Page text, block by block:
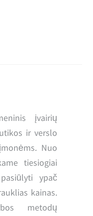
įvairių
ir verslo
Nuo
tiesiogiai
ypač
kainas.
metodų